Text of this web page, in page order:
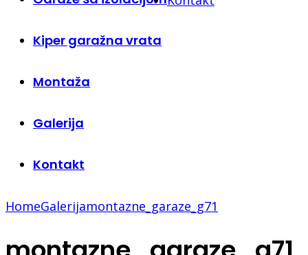
Kiper garažna vrata
Montaža
Galerija
Kontakt
HomeGalerijamontazne_garaze_g71